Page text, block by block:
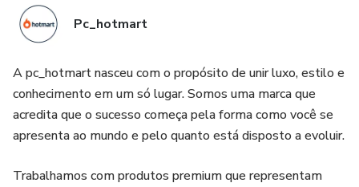
Pc_hotmart
A pc_hotmart nasceu com o propósito de unir luxo, estilo e
conhecimento em um só lugar. Somos uma marca que
acredita que o sucesso começa pela forma como você se
apresenta ao mundo e pelo quanto está disposto a evoluir.
Trabalhamos com produtos premium que representam